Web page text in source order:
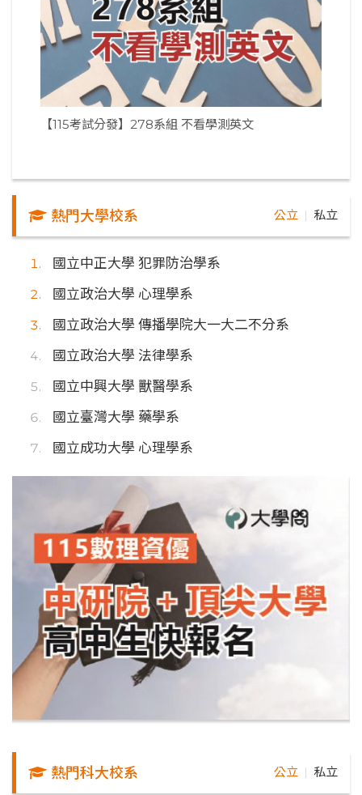
【115考試分發】278系組 不看學測英文
熱門大學校系 公立 私立
國立中正大學 犯罪防治學系
國立政治大學 心理學系
國立政治大學 傳播學院大一大二不分系
國立政治大學 法律學系
國立中興大學 獸醫學系
國立臺灣大學 藥學系
國立成功大學 心理學系
熱門科大校系 公立 私立